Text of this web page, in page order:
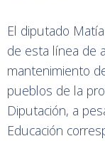
El diputado
de esta línea de
mantenimiento
pueblos de la
Diputación, a
Educación